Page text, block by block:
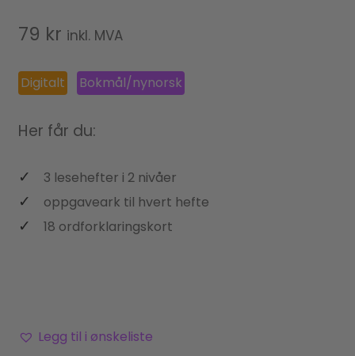
79 kr inkl. MVA
Digitalt Bokmål/nynorsk
Her får du:
3 lesehefter i 2 nivåer
oppgaveark til hvert hefte
18 ordforklaringskort
Legg til i ønskeliste